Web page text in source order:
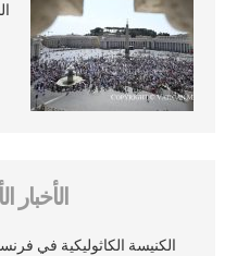
الأخبار
الكنيسة الكاثوليكية في